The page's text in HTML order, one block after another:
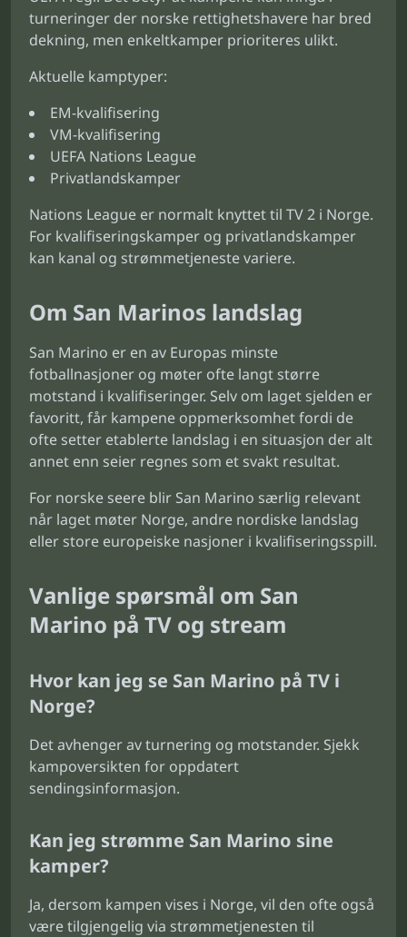
turneringer der norske rettighetshavere har bred
dekning, men enkeltkamper prioriteres ulikt.
Aktuelle kamptyper:
EM-kvalifisering
VM-kvalifisering
UEFA Nations League
Privatlandskamper
Nations League er normalt knyttet til TV 2 i Norge.
For kvalifiseringskamper og privatlandskamper
kan kanal og strømmetjeneste variere.
Om San Marinos landslag
San Marino er en av Europas minste
fotballnasjoner og møter ofte langt større
motstand i kvalifiseringer. Selv om laget sjelden er
favoritt, får kampene oppmerksomhet fordi de
ofte setter etablerte landslag i en situasjon der alt
annet enn seier regnes som et svakt resultat.
For norske seere blir San Marino særlig relevant
når laget møter Norge, andre nordiske landslag
eller store europeiske nasjoner i kvalifiseringsspill.
Vanlige spørsmål om San
Marino på TV og stream
Hvor kan jeg se San Marino på TV i
Norge?
Det avhenger av turnering og motstander. Sjekk
kampoversikten for oppdatert
sendingsinformasjon.
Kan jeg strømme San Marino sine
kamper?
Ja, dersom kampen vises i Norge, vil den ofte også
være tilgjengelig via strømmetjenesten til